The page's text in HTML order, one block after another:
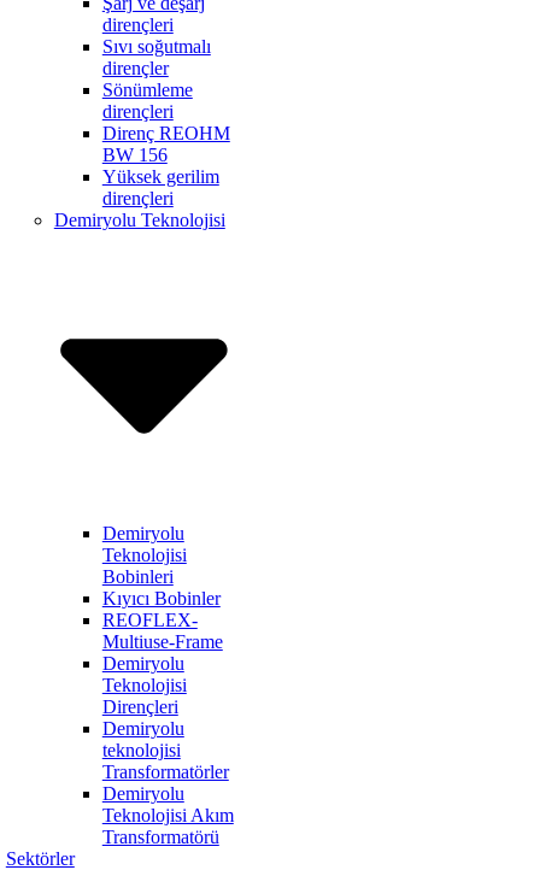
dirençleri
Sıvı soğutmalı
dirençler
Sönümleme
dirençleri
Direnç REOHM
BW 156
Yüksek gerilim
dirençleri
Demiryolu Teknolojisi
Demiryolu
Teknolojisi
Bobinleri
Kıyıcı Bobinler
REOFLEX-
Multiuse-Frame
Demiryolu
Teknolojisi
Dirençleri
Demiryolu
teknolojisi
Transformatörler
Demiryolu
Teknolojisi Akım
Transformatörü
Sektörler